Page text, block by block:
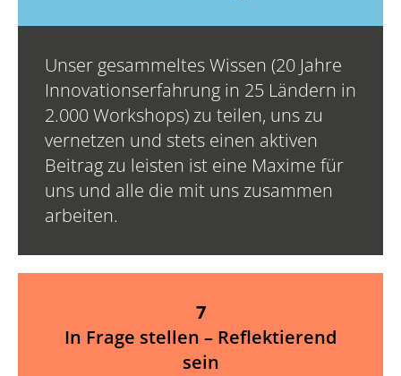
Unser gesammeltes Wissen (20 Jahre
Innovationserfahrung in 25 Ländern in
2.000 Workshops) zu teilen, uns zu
vernetzen und stets einen aktiven
Beitrag zu leisten ist eine Maxime für
uns und alle die mit uns zusammen
arbeiten.
7
In Frage stellen – Reflektierend
sein